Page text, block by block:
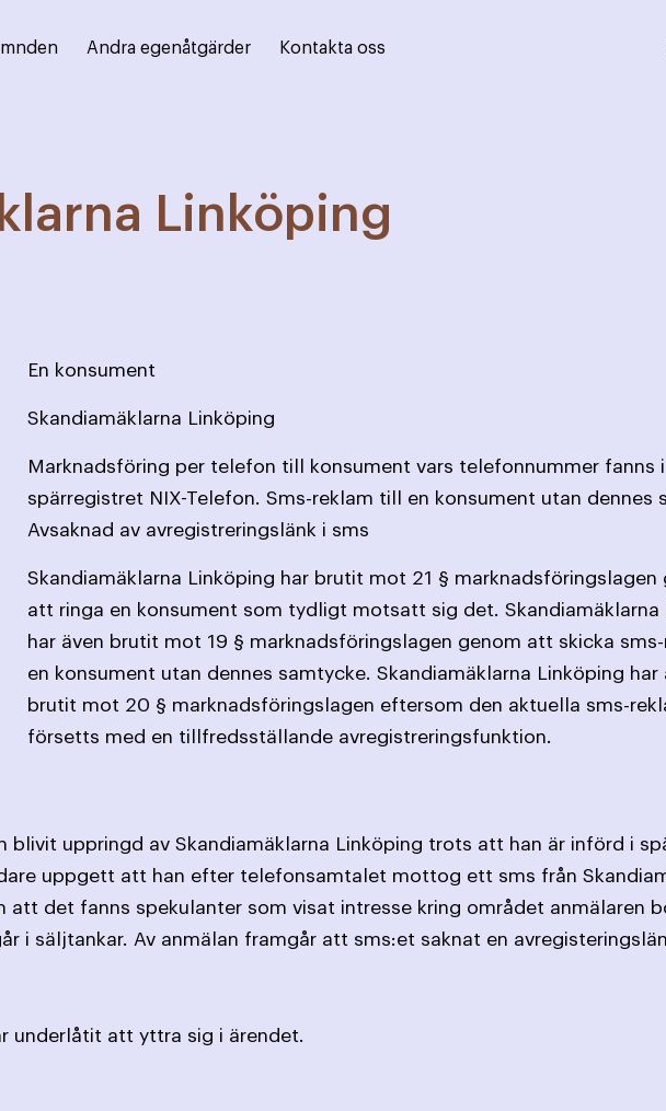
Andra egenåtgärder Kontakta oss
Linköping
En konsument
Skandiamäklarna Linköping
Marknadsföring per telefon till konsument vars telefonnummer fanns i
spärregistret NIX-Telefon. Sms-reklam till en konsument utan dennes
Avsaknad av avregistreringslänk i sms
Skandiamäklarna Linköping har brutit mot 21 § marknadsföringslagen
att ringa en konsument som tydligt motsatt sig det. Skandiamäklarna
har även brutit mot 19 § marknadsföringslagen genom att skicka sms-
en konsument utan dennes samtycke. Skandiamäklarna Linköping har
brutit mot 20 § marknadsföringslagen eftersom den aktuella sms-
försetts med en tillfredsställande avregistreringsfunktion.
blivit uppringd av Skandiamäklarna Linköping trots att han är införd i
uppgett att han efter telefonsamtalet mottog ett sms från
att det fanns spekulanter som visat intresse kring området anmälaren
i säljtankar. Av anmälan framgår att sms:et saknat en
underlåtit att yttra sig i ärendet.